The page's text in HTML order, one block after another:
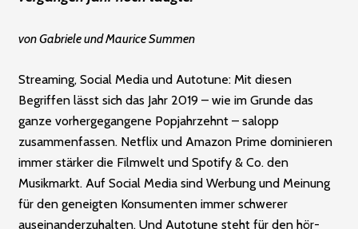
von Gabriele und Maurice Summen
Streaming, Social Media und Autotune: Mit diesen
Begriffen lässt sich das Jahr 2019 – wie im Grunde das
ganze vorhergegangene Popjahrzehnt – salopp
zusammenfassen. Netflix und Amazon Prime dominieren
immer stärker die Filmwelt und Spotify & Co. den
Musikmarkt. Auf Social Media sind Werbung und Meinung
für den geneigten Konsumenten immer schwerer
auseinanderzuhalten. Und Autotune steht für den hör-